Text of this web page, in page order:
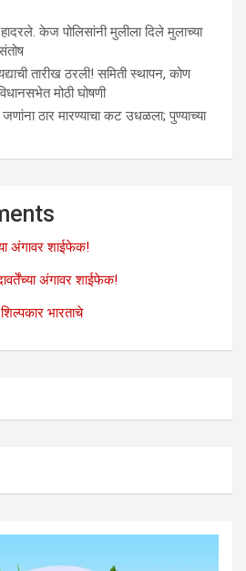
केज पोलिसांनी मुलीला दिले मुलाच्या
तारीख ठरली! समिती स्थापन, कोण
मोठी घोषणी
ठार मारण्‍याचा कट उधळला; पुण्‍याच्‍या
अंगावर शाईफेक!
अंगावर शाईफेक!
भारताचे